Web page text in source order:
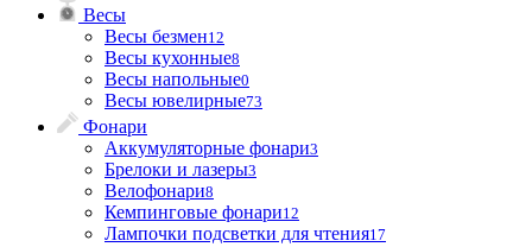
Весы
Весы безмен12
Весы кухонные8
Весы напольные0
Весы ювелирные73
Фонари
Аккумуляторные фонари3
Брелоки и лазеры3
Велофонари8
Кемпинговые фонари12
Лампочки подсветки для чтения17